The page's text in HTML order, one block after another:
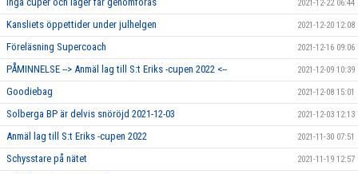
2021-12-22 06:44
Kansliets öppettider under julhelgen 2021-12-20 12:08
Föreläsning Supercoach 2021-12-16 09:06
PÅMINNELSE --> Anmäl lag till S:t Eriks -cupen 2022 <-- 2021-12-09 10:39
Goodiebag 2021-12-08 15:01
Solberga BP är delvis snöröjd 2021-12-03 2021-12-03 12:13
Anmäl lag till S:t Eriks -cupen 2022 2021-11-30 07:51
Schysstare på nätet 2021-11-19 12:57